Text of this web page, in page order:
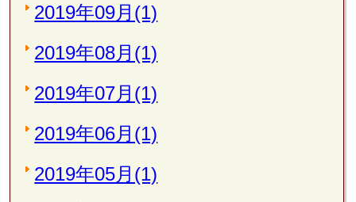
2019年09月(1)
2019年08月(1)
2019年07月(1)
2019年06月(1)
2019年05月(1)